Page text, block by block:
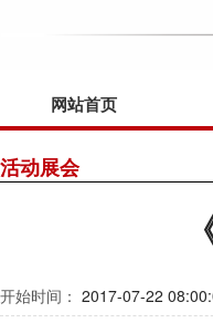
网站首页
活动展会
开始时间： 2017-07-22